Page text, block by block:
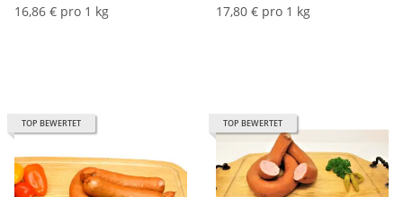
16,86 € pro 1 kg
17,80 € pro 1 kg
TOP BEWERTET TOP BEWERTET